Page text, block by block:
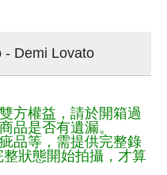
Lovato
方權益，請於開箱過
品是否有遺漏。
品等，需提供完整錄
狀態開始拍攝，才算